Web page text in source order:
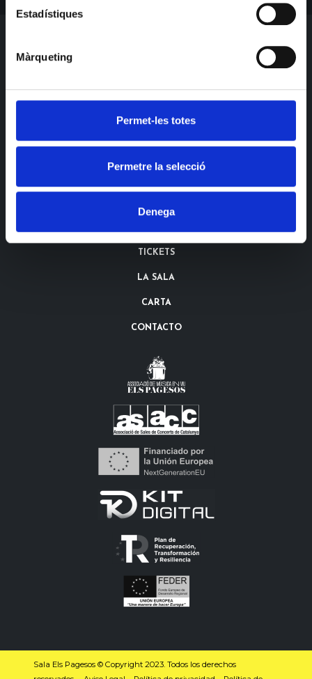
Estadístiques
Màrqueting
Permet-les totes
Permetre la selecció
Denega
TICKETS
LA SALA
CARTA
CONTACTO
Sala Els Pagesos © Copyright 2023. Todos los derechos